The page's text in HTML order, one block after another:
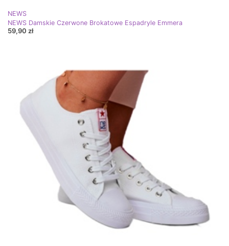
NEWS
NEWS Damskie Czerwone Brokatowe Espadryle Emmera
59,90 zł